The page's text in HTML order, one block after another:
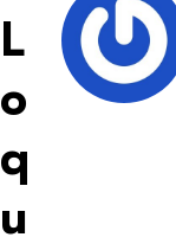
L
o
q
u